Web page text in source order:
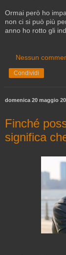
Ormai però ho
non ci si può più
anno ho rotto gli
Nessun
Condividi
domenica 20 maggio
Finché
significa